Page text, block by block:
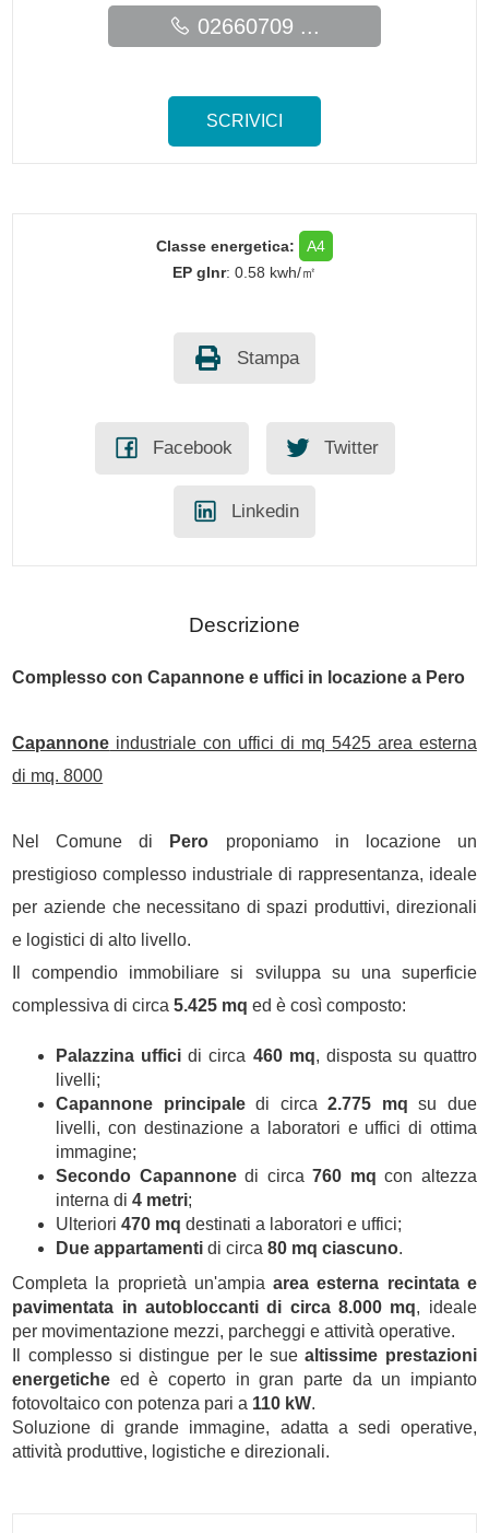
02660709 ...
SCRIVICI
Classe energetica:
A4
EP glnr: 0.58 kwh/㎡
Stampa
Facebook Twitter
Linkedin
Descrizione
Complesso conCapannone e uffici in locazione a Pero
Capannone industriale con uffici di mq 5425 area esterna
di mq. 8000
Nel Comune di Pero proponiamo in locazione un
prestigioso complesso industriale di rappresentanza, ideale
per aziende che necessitano di spazi produttivi, direzionali
e logistici di alto livello.
Il compendio immobiliare si sviluppa su una superficie
complessiva di circa5.425 mq ed è così composto:
Palazzina uffici di circa 460 mq, disposta su quattro
livelli;
Capannone principaledi circa2.775 mq su due
livelli, con destinazione a laboratori e uffici di ottima
immagine;
Secondo Capannonedi circa760 mq con altezza
interna di4 metri;
Ulteriori470 mq destinati a laboratori e uffici;
Due appartamenti di circa80 mq ciascuno.
Completa la proprietà un'ampiaarea esterna recintata e
pavimentata in autobloccanti di circa 8.000 mq, ideale
per movimentazione mezzi, parcheggi e attività operative.
Il complesso si distingue per le suealtissime prestazioni
energetiche ed è coperto in gran parte da un impianto
fotovoltaico con potenza pari a 110 kW.
Soluzione di grande immagine, adatta a sedi operative,
attività produttive, logistiche e direzionali.